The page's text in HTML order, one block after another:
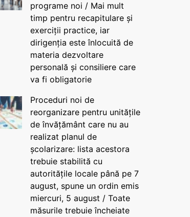
programe noi / Mai mult
timp pentru recapitulare și
exerciții practice, iar
dirigenția este înlocuită de
materia dezvoltare
personală și consiliere care
va fi obligatorie
Proceduri noi de
reorganizare pentru unitățile
de învățământ care nu au
realizat planul de
școlarizare: lista acestora
trebuie stabilită cu
autoritățile locale până pe 7
august, spune un ordin emis
miercuri, 5 august / Toate
măsurile trebuie încheiate